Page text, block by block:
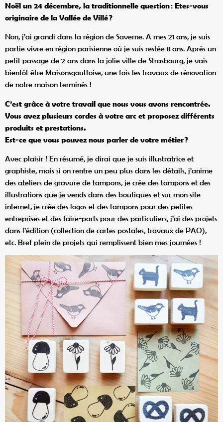
Noël un 24 décembre, la traditionnelle question : Etes-vous
originaire de la Vallée de Villé?
Non, j’ai grandi dans la région de Saverne. A mes 21 ans, je suis
partie vivre en région parisienne où je suis restée 8 ans. Après un
petit passage de 2 ans dans la jolie ville de Strasbourg, je vais
bientôt être Maisonsgouttoise, une fois les travaux de rénovation
de notre maison terminés !
C’est grâce à votre travail que nous vous avons rencontrée.
Vous avez plusieurs cordes à votre arc et proposez différents
produits et prestations.
Est-ce que vous pouvez nous parler de votre métier?
Avec plaisir ! En résumé, je dirai que je suis illustratrice et
graphiste, mais si on rentre un peu plus dans les détails, j’anime
des ateliers de gravure de tampons, je crée des tampons et des
illustrations que je vends dans des boutiques et sur mon site
internet, je crée des logos et des tampons pour des petites
entreprises et des faire-parts pour des particuliers, j’ai des projets
dans l’édition (collection de cartes postales, travaux de PAO),
etc. Bref plein de projets qui remplissent bien mes journées !